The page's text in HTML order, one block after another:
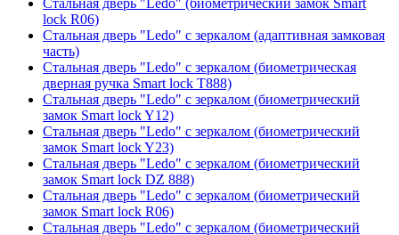
Стальная дверь "Ledo" (биометрический замок Smart
lock R06)
Стальная дверь "Ledo" с зеркалом (адаптивная замковая
часть)
Стальная дверь "Ledo" с зеркалом (биометрическая
дверная ручка Smart lock T888)
Стальная дверь "Ledo" с зеркалом (биометрический
замок Smart lock Y12)
Стальная дверь "Ledo" с зеркалом (биометрический
замок Smart lock Y23)
Стальная дверь "Ledo" с зеркалом (биометрический
замок Smart lock DZ 888)
Стальная дверь "Ledo" с зеркалом (биометрический
замок Smart lock R06)
Стальная дверь "Ledo" с зеркалом (биометрический